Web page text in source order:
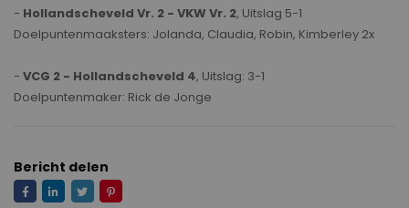
- Hollandscheveld Vr. 2 - VKW Vr. 2, Uitslag 5-1
Doelpuntenmaaksters: Jolanda, Claudia, Robin, Kimberley 2x
- VCG 2 - Hollandscheveld 4, Uitslag: 3-1
Doelpuntenmaker: Rick de Jonge
Bericht delen